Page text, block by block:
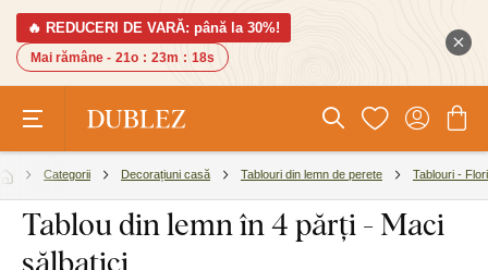
🔥 REDUCERI DE VARĂ: până la 30%!
Mai rămâne - 21o : 23m : 17s
Categorii Decorațiuni casă Tablouri din lemn de perete Tablouri - Flori
Tablou din lemn în 4 părți - Maci
sălbatici